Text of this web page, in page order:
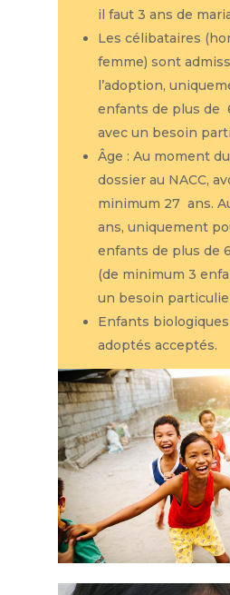
il faut 3 ans de
Les célibataires
femme) sont
l’adoption,
enfants de plus de
avec un besoin
Âge : Au moment
dossier au NACC,
minimum 27 ans.
ans, uniquement
enfants de plus de
(de minimum 3
un besoin
Enfants
adoptés acceptés.